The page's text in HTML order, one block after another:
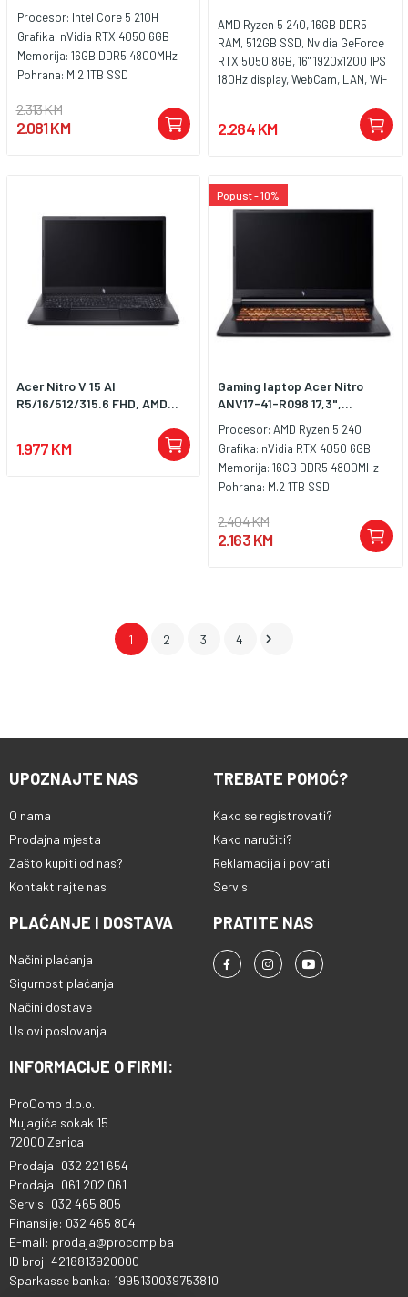
Procesor: Intel Core 5 210H
Grafika: nVidia RTX 4050 6GB
Memorija: 16GB DDR5 4800MHz
Pohrana: M.2 1TB SSD
2.313 KM
2.081 KM
AMD Ryzen 5 240, 16GB DDR5
RAM, 512GB SSD, Nvidia GeForce
RTX 5050 8GB, 16" 1920x1200 IPS
180Hz display, WebCam, LAN, Wi-
USB 3.2 Type-A, 1x USB Type-C,
Audio/microphone combo,
internacionalna sa osvjetljenjem,
Težina: 2.44kg, Boja: Crna,
2.284 KM
Acer Nitro V 15 AI
R5/16/512/315.6 FHD, AMD...
1.977 KM
Popust - 10%
Gaming laptop Acer Nitro
ANV17-41-R098 17,3",...
Procesor: AMD Ryzen 5 240
Grafika: nVidia RTX 4050 6GB
Memorija: 16GB DDR5 4800MHz
Pohrana: M.2 1TB SSD
2.404 KM
2.163 KM
1 2 3 4 
UPOZNAJTE NAS
O nama
Prodajna mjesta
Zašto kupiti od nas?
Kontaktirajte nas
TREBATE POMOĆ?
Kako se registrovati?
Kako naručiti?
Reklamacija i povrati
Servis
PLAĆANJE I DOSTAVA
Načini plaćanja
Sigurnost plaćanja
Načini dostave
Uslovi poslovanja
PRATITE NAS
INFORMACIJE O FIRMI:
ProComp d.o.o.
Mujagića sokak 15
72000 Zenica
Prodaja: 032 221 654
Prodaja: 061 202 061
Servis: 032 465 805
Finansije: 032 465 804
E-mail: prodaja@procomp.ba
ID broj: 4218813920000
Sparkasse banka: 1995130039753810